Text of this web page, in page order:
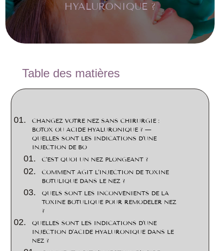
HYALURONIQUE ?
Table des matières
CHANGEZ VOTRE NEZ SANS CHIRURGIE :
BOTOX OU ACIDE HYALURONIQUE ? —
QUELLES SONT LES INDICATIONS D’UNE
INJECTION DE BO
C’EST QUOI UN NEZ PLONGEANT ?
COMMENT AGIT L’INJECTION DE TOXINE
BOTULIQUE DANS LE NEZ ?
QUELS SONT LES INCONVÉNIENTS DE LA
TOXINE BOTULIQUE POUR REMODELER NEZ
?
QUELLES SONT LES INDICATIONS D’UNE
INJECTION D’ACIDE HYALURONIQUE DANS LE
NEZ ?